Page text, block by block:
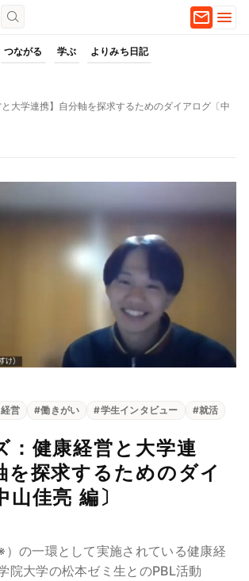
つながる 学ぶ よりみち日記
と大学連携】自分軸を探求するためのダイアログ〔中
営 #働きがい #学生インタビュー #就活
：健康経営と大学連
を探求するためのダイ
佳亮 編〕
の一環として実施されている健康経
院大学の松本ゼミ生とのPBL活動